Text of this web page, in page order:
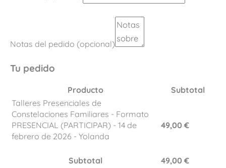
Notas del pedido (opcional)
Tu pedido
Producto
Subtotal
Talleres Presenciales de
Constelaciones Familiares - Formato
PRESENCIAL (PARTICIPAR) - 14 de
febrero de 2026 - Yolanda
49,00 €
Subtotal 49,00 €